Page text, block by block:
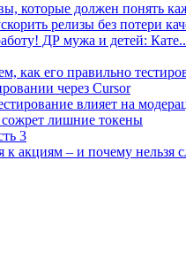
которые должен понять
релизы без потери
ДР мужа и детей:
как его правильно
через Cursor
влияет на
лишние токены
3
акциям – и почему нельзя